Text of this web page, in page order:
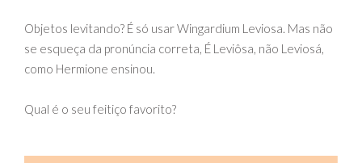
Objetos levitando? É só usar Wingardium Leviosa. Mas não
se esqueça da pronúncia correta, É Leviôsa, não Leviosá,
como Hermione ensinou.
Qual é o seu feitiço favorito?